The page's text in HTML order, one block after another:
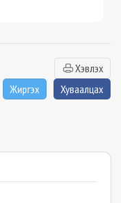
Хэвлэх
Жиргэх
Хуваалцах